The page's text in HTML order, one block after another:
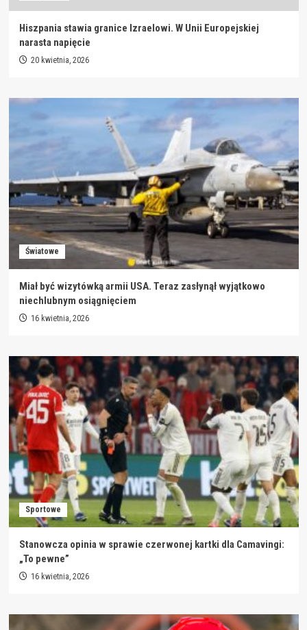
Hiszpania stawia granice Izraelowi. W Unii Europejskiej
narasta napięcie
20 kwietnia, 2026
Światowe
Miał być wizytówką armii USA. Teraz zasłynął wyjątkowo
niechlubnym osiągnięciem
16 kwietnia, 2026
Sportowe
Stanowcza opinia w sprawie czerwonej kartki dla Camavingi:
„To pewne”
16 kwietnia, 2026